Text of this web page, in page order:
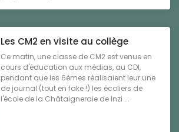
Les CM2 en visite au collège
Ce matin, une classe de CM2 est venue en
cours d'éducation aux médias, au CDI,
pendant que les 6èmes réalisaient leur une
de journal (tout en fake !) les écoliers de
l'école de la Châtaigneraie de Inzi ...